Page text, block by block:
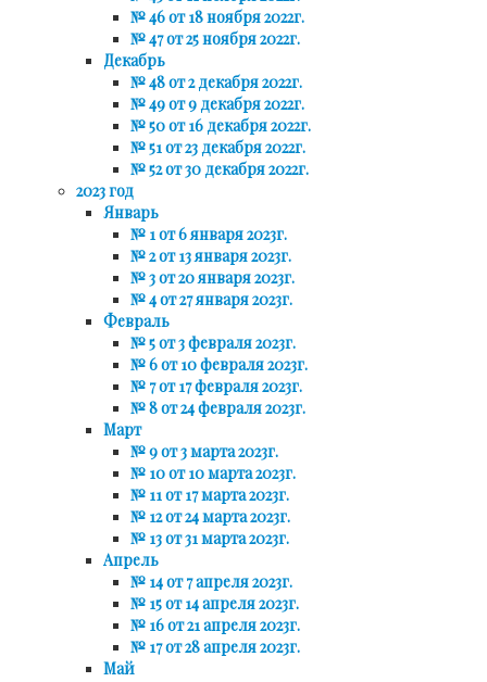
№ 46 от 18 ноября 2022г.
№ 47 от 25 ноября 2022г.
Декабрь
№ 48 от 2 декабря 2022г.
№ 49 от 9 декабря 2022г.
№ 50 от 16 декабря 2022г.
№ 51 от 23 декабря 2022г.
№ 52 от 30 декабря 2022г.
2023 год
Январь
№ 1 от 6 января 2023г.
№ 2 от 13 января 2023г.
№ 3 от 20 января 2023г.
№ 4 от 27 января 2023г.
Февраль
№ 5 от 3 февраля 2023г.
№ 6 от 10 февраля 2023г.
№ 7 от 17 февраля 2023г.
№ 8 от 24 февраля 2023г.
Март
№ 9 от 3 марта 2023г.
№ 10 от 10 марта 2023г.
№ 11 от 17 марта 2023г.
№ 12 от 24 марта 2023г.
№ 13 от 31 марта 2023г.
Апрель
№ 14 от 7 апреля 2023г.
№ 15 от 14 апреля 2023г.
№ 16 от 21 апреля 2023г.
№ 17 от 28 апреля 2023г.
Май